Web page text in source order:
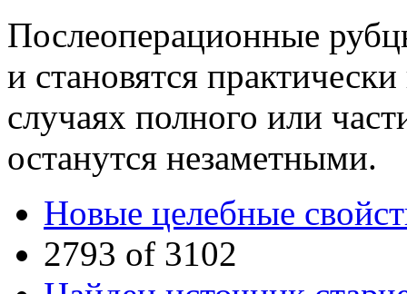
Послеоперационные
и становятся
случаях полного или
останутся незаметными.
Новые целебные
2793 of 3102